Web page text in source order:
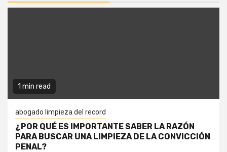
1 min read
abogado limpieza del record
¿POR QUÉ ES IMPORTANTE SABER LA RAZÓN
PARA BUSCAR UNA LIMPIEZA DE LA CONVICCIÓN
PENAL?